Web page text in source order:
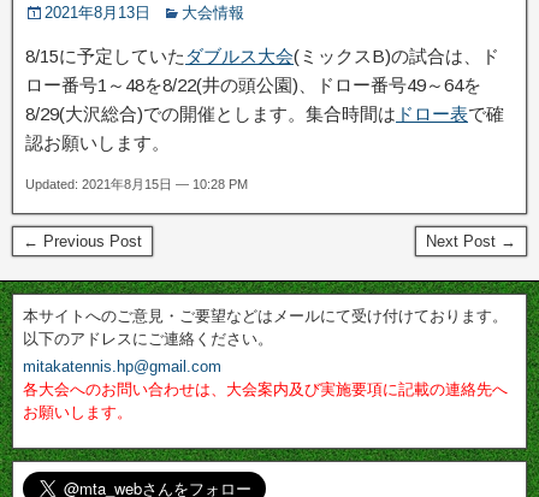
2021年8月13日 大会情報
8/15に予定していた ダブルス大会(ミックスB)の試合は、ド
ロー番号1～48を8/22(井の頭公園)、ドロー番号49～64を
8/29(大沢総合)での開催とします。集合時間は ドロー表で確
認お願いします。
Updated: 2021年8月15日 — 10:28 PM
← Previous Post Next Post →
本サイトへのご意見・ご要望などはメールにて受け付けております。
以下のアドレスにご連絡ください。
mitakatennis.hp@gmail.com
各大会へのお問い合わせは、大会案内及び実施要項に記載の連絡先へ
お願いします。